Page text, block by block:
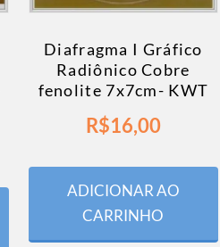
Diafragma I Gráfico
Radiônico Cobre
fenolite 7x7cm- KWT
R$16,00
ADICIONAR AO
CARRINHO